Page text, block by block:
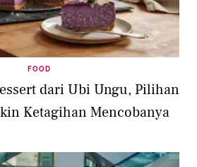
FOOD
dari Ubi Ungu, Pilihan
Ketagihan Mencobanya